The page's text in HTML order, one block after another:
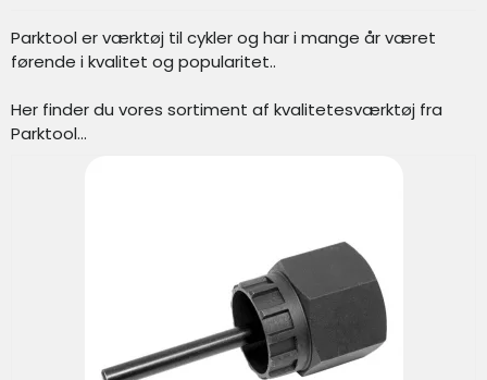
Parktool er værktøj til cykler og har i mange år været
førende i kvalitet og popularitet..
Her finder du vores sortiment af kvalitetesværktøj fra
Parktool...